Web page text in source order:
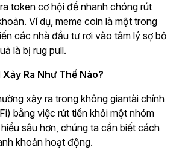
token cơ hội để nhanh chóng rút
Ví dụ, meme coin là một trong
các nhà đầu tư rơi vào tâm lý sợ bỏ
là bị rug pull.
Ra Như Thế Nào?
xảy ra trong không giantài chính
) bằng việc rút tiền khỏi một nhóm
sâu hơn, chúng ta cần biết cách
khoản hoạt động.